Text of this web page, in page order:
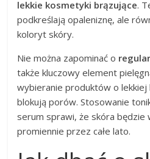
lekkie kosmetyki brązujące.
podkreślają opaleniznę, ale
koloryt skóry.
Nie można zapominać o
także kluczowy element
wybieranie produktów o
blokują porów. Stosowanie
serum sprawi, że skóra będzie
promiennie przez całe lato.